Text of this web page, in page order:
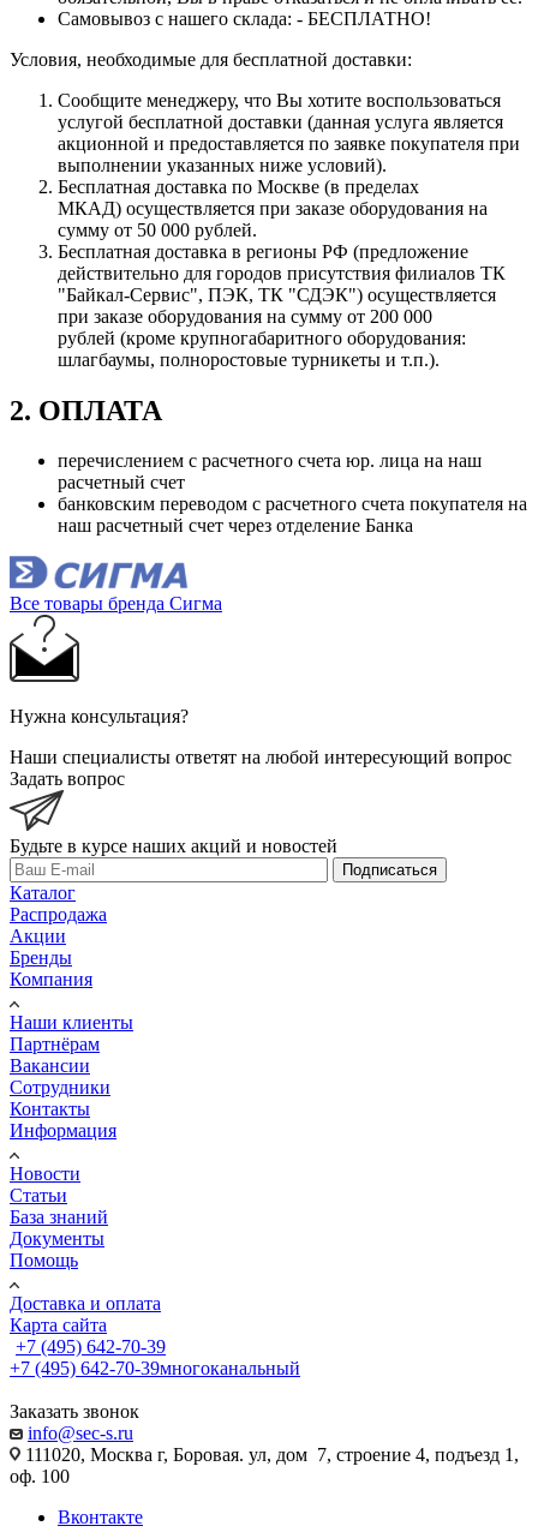
Самовывоз с нашего склада: - БЕСПЛАТНО!
Условия, необходимые для бесплатной доставки:
Сообщите менеджеру, что Вы хотите воспользоваться
услугой бесплатной доставки (данная услуга является
акционной и предоставляется по заявке покупателя при
выполнении указанных ниже условий).
Бесплатная доставка по Москве (в пределах
МКАД) осуществляется при заказе оборудования на
сумму от 50 000 рублей.
Бесплатная доставка в регионы РФ (предложение
действительно для городов присутствия филиалов ТК
"Байкал-Сервис", ПЭК, ТК "СДЭК") осуществляется
при заказе оборудования на сумму от 200 000
рублей (кроме крупногабаритного оборудования:
шлагбаумы, полноростовые турникеты и т.п.).
2. ОПЛАТА
перечислением с расчетного счета юр. лица на наш
расчетный счет
банковским переводом с расчетного счета покупателя на
наш расчетный счет через отделение Банка
Все товары бренда Сигма
Нужна консультация?
Наши специалисты ответят на любой интересующий вопрос
Задать вопрос
Будьте в курсе наших акций и новостей
Подписаться
Каталог
Распродажа
Акции
Бренды
Компания
Наши клиенты
Партнёрам
Вакансии
Сотрудники
Контакты
Информация
Новости
Статьи
База знаний
Документы
Помощь
Доставка и оплата
Карта сайта
+7 (495) 642-70-39
+7 (495) 642-70-39многоканальный
Заказать звонок
info@sec-s.ru
111020, Москва г, Боровая. ул, дом 7, строение 4, подъезд 1,
оф. 100
Вконтакте